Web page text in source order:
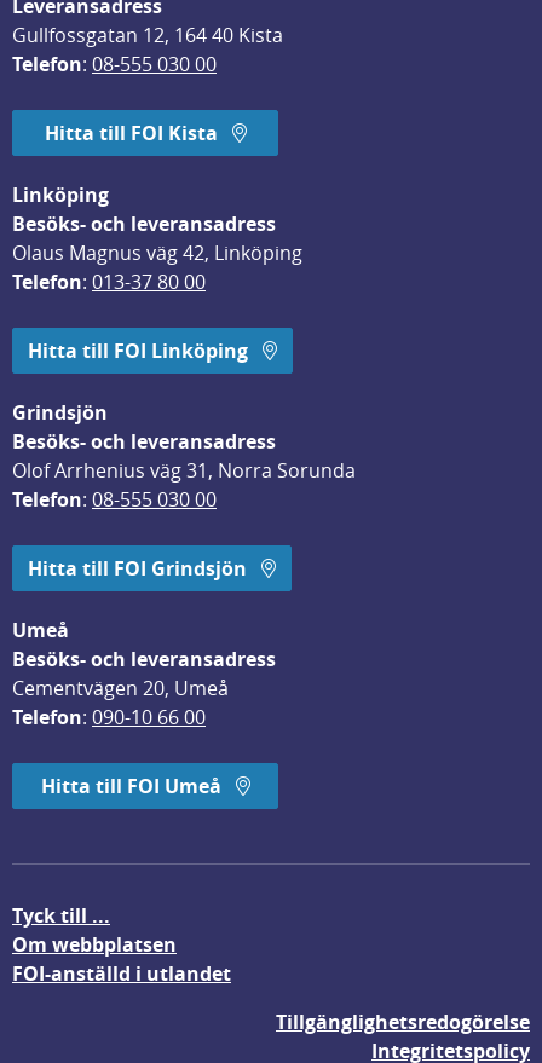
Leveransadress
Gullfossgatan 12, 164 40 Kista
Telefon: 08-555 030 00
Hitta till FOI Kista
Linköping
Besöks- och leveransadress
Olaus Magnus väg 42, Linköping
Telefon: 013-37 80 00
Hitta till FOI Linköping
Grindsjön
Besöks- och leveransadress
Olof Arrhenius väg 31, Norra Sorunda
Telefon: 08-555 030 00
Hitta till FOI Grindsjön
Umeå
Besöks- och leveransadress
Cementvägen 20, Umeå
Telefon: 090-10 66 00
Hitta till FOI Umeå
Tyck till ...
Om webbplatsen
FOI-anställd i utlandet
Tillgänglighetsredogörelse
Integritetspolicy